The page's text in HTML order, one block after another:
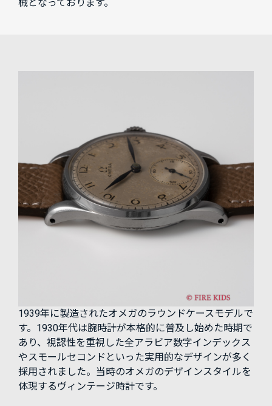
械となっております。
1939年に製造されたオメガのラウンドケースモデルで
す。1930年代は腕時計が本格的に普及し始めた時期で
あり、視認性を重視した全アラビア数字インデックス
やスモールセコンドといった実用的なデザインが多く
採用されました。当時のオメガのデザインスタイルを
体現するヴィンテージ時計です。